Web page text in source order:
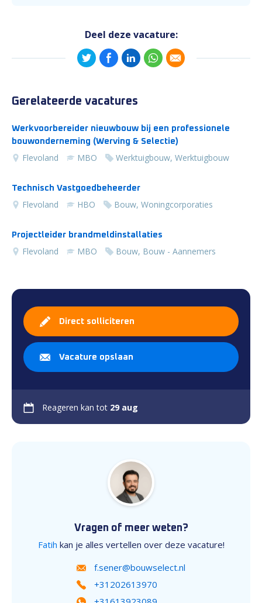
Deel deze vacature:
Gerelateerde vacatures
Werkvoorbereider nieuwbouw bij een professionele
bouwonderneming (Werving & Selectie)
Flevoland MBO Werktuigbouw, Werktuigbouw
Technisch Vastgoedbeheerder
Flevoland HBO Bouw, Woningcorporaties
Projectleider brandmeldinstallaties
Flevoland MBO Bouw, Bouw - Aannemers
Direct solliciteren
Vacature opslaan
Reageren kan tot 29 aug
Vragen of meer weten?
Fatih kan je alles vertellen over deze vacature!
f.sener@bouwselect.nl
+31202613970